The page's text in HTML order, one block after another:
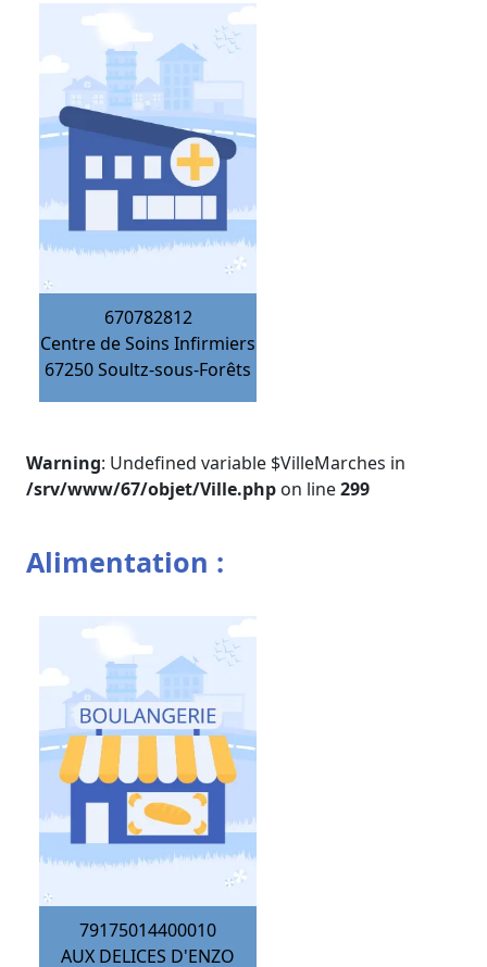
670782812
Centre de Soins Infirmiers
67250Soultz-sous-Forêts
Warning: Undefined variable $VilleMarches in
/srv/www/67/objet/Ville.php on line299
Alimentation :
79175014400010
AUX DELICES D'ENZO